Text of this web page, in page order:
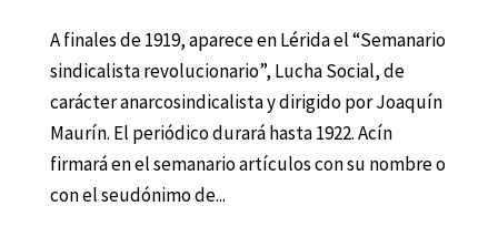
A finales de 1919, aparece en Lérida el “Semanario
sindicalista revolucionario”, Lucha Social, de
carácter anarcosindicalista y dirigido por Joaquín
Maurín. El periódico durará hasta 1922. Acín
firmará en el semanario artículos con su nombre o
con el seudónimo de...